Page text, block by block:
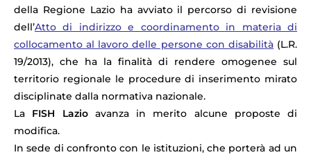
della Regione Lazio ha avviato il percorso di revisione
dell’Atto di indirizzo e coordinamento in materia di
collocamento al lavoro delle persone con disabilità (L.R.
19/2013), che ha la finalità di rendere omogenee sul
territorio regionale le procedure di inserimento mirato
disciplinate dalla normativa nazionale.
La FISH Lazioavanza in merito alcune proposte di
modifica.
In sede di confronto con le istituzioni, che porterà ad un